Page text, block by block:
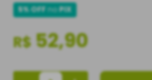
5% OFFnoPIX
R$52,90